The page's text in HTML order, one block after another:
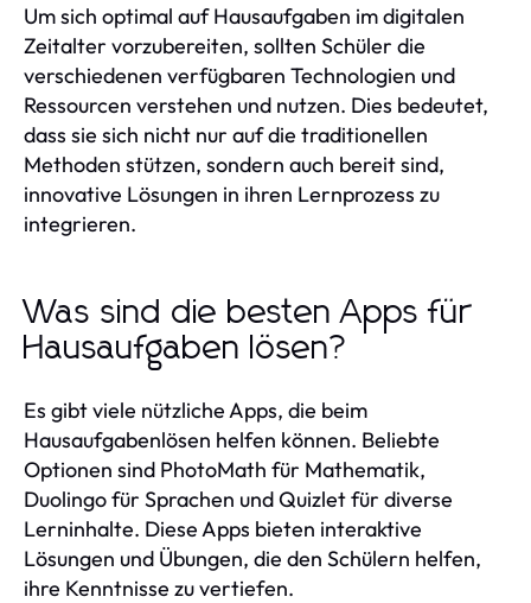
Um sich optimal auf Hausaufgaben im digitalen
Zeitalter vorzubereiten, sollten Schüler die
verschiedenen verfügbaren Technologien und
Ressourcen verstehen und nutzen. Dies bedeutet,
dass sie sich nicht nur auf die traditionellen
Methoden stützen, sondern auch bereit sind,
innovative Lösungen in ihren Lernprozess zu
integrieren.
Was sind die besten Apps für
Hausaufgaben lösen?
Es gibt viele nützliche Apps, die beim
Hausaufgabenlösen helfen können. Beliebte
Optionen sind PhotoMath für Mathematik,
Duolingo für Sprachen und Quizlet für diverse
Lerninhalte. Diese Apps bieten interaktive
Lösungen und Übungen, die den Schülern helfen,
ihre Kenntnisse zu vertiefen.